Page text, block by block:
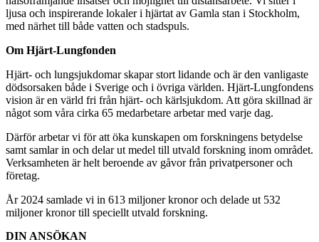
ljusa och inspirerande lokaler i hjärtat av Gamla stan i Stockholm,
med närhet till både vatten och stadspuls.
Om Hjärt-Lungfonden
Hjärt- och lungsjukdomar skapar stort lidande och är den vanligaste
dödsorsaken både i Sverige och i övriga världen. Hjärt-Lungfondens
vision är en värld fri från hjärt- och kärlsjukdom. Att göra skillnad är
något som våra cirka 65 medarbetare arbetar med varje dag.
Därför arbetar vi för att öka kunskapen om forskningens betydelse
samt samlar in och delar ut medel till utvald forskning inom området.
Verksamheten är helt beroende av gåvor från privatpersoner och
företag.
År 2024 samlade vi in 613 miljoner kronor och delade ut 532
miljoner kronor till speciellt utvald forskning.
DIN ANSÖKAN